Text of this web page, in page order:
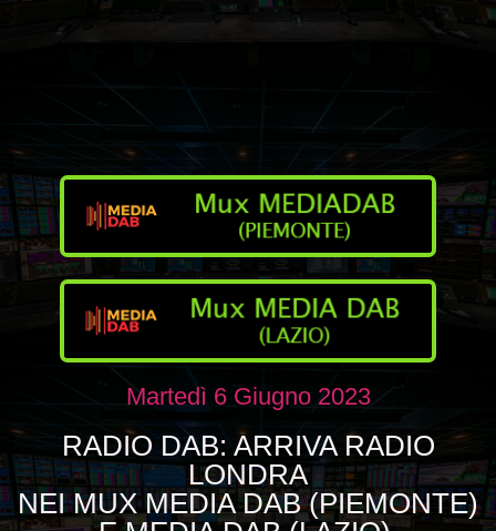
Martedì 6 Giugno 2023
RADIO DAB: ARRIVA RADIO
LONDRA
NEI MUX MEDIA DAB (PIEMONTE)